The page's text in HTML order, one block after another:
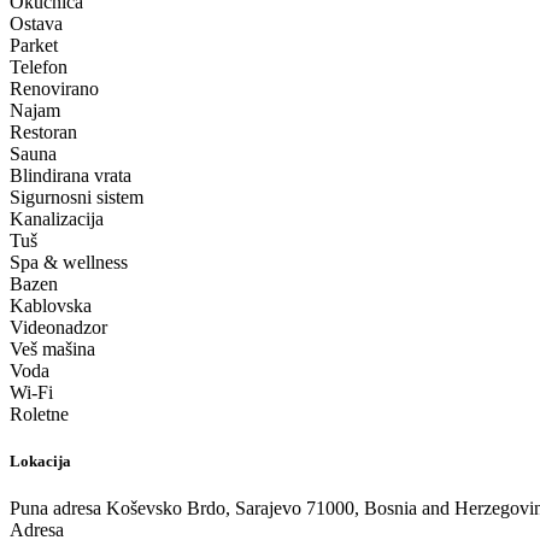
Ostava
Parket
Telefon
Renovirano
Najam
Restoran
Sauna
Blindirana vrata
Sigurnosni sistem
Kanalizacija
Tuš
Spa & wellness
Bazen
Kablovska
Videonadzor
Veš mašina
Voda
Wi-Fi
Roletne
Lokacija
Puna adresa Koševsko Brdo, Sarajevo 71000, Bosnia and
Adresa